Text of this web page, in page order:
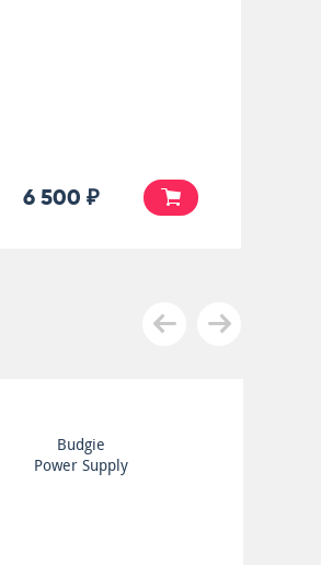
6 500 ₽
Budgie
If I Were Brittania I'd